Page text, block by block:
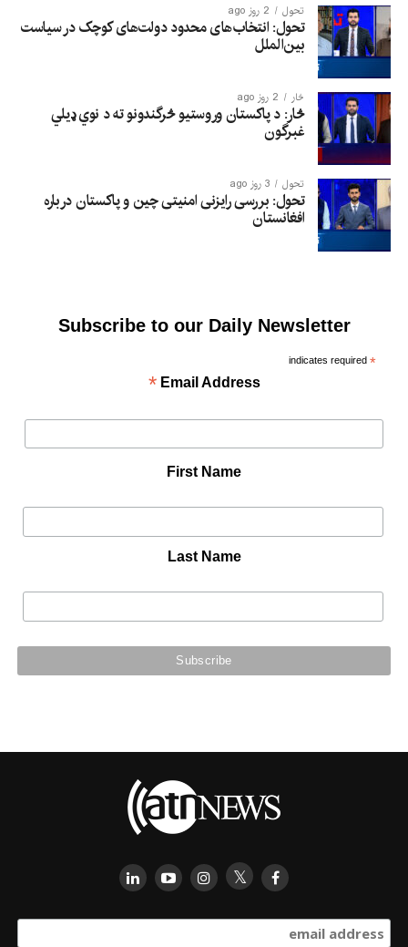
تحول 2 روز ago
تحول: انتخاب‌های محدود دولت‌های کوچک در سیاست
بین‌الملل
څار 2 روز ago
څار: د پاکستان وروستیو څرگندونو ته د نوي ډیلي
غبرگون
تحول 3 روز ago
تحول: بررسی رایزنی امنیتی چین و پاکستان درباره
افغانستان
Subscribe to our Daily Newsletter
*
indicates required
Email Address
*
First Name
Last Name